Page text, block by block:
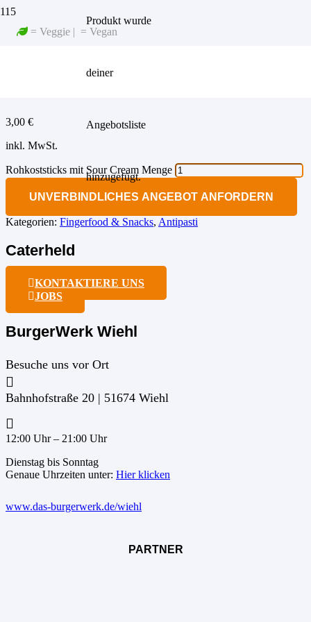
= Veggie | = Vegan
Produkt wurde
deiner
Angebotsliste
hinzugefügt.
Startseite Fingerfood & Snacks
Cream
ROHKOSTSTICKS MIT SOUR
3,00 €
inkl. MwSt.
Rohkoststicks mit Sour Cream Menge
UNVERBINDLICHES ANGEBOT ANFORDERN
Kategorien: Fingerfood & Snacks, Antipasti
Caterheld
KONTAKTIERE UNS
JOBS
BurgerWerk Wiehl
Besuche uns vor Ort
Bahnhofstraße 20 | 51674 Wiehl
12:00 Uhr – 21:00 Uhr
Dienstag bis Sonntag
Genaue Uhrzeiten unter: Hier klicken
www.das-burgerwerk.de/wiehl
PARTNER